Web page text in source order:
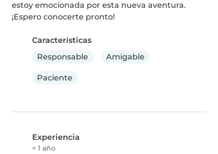
estoy emocionada por esta nueva aventura.
¡Espero conocerte pronto!
Características
Responsable
Amigable
Paciente
Experiencia
< 1 año